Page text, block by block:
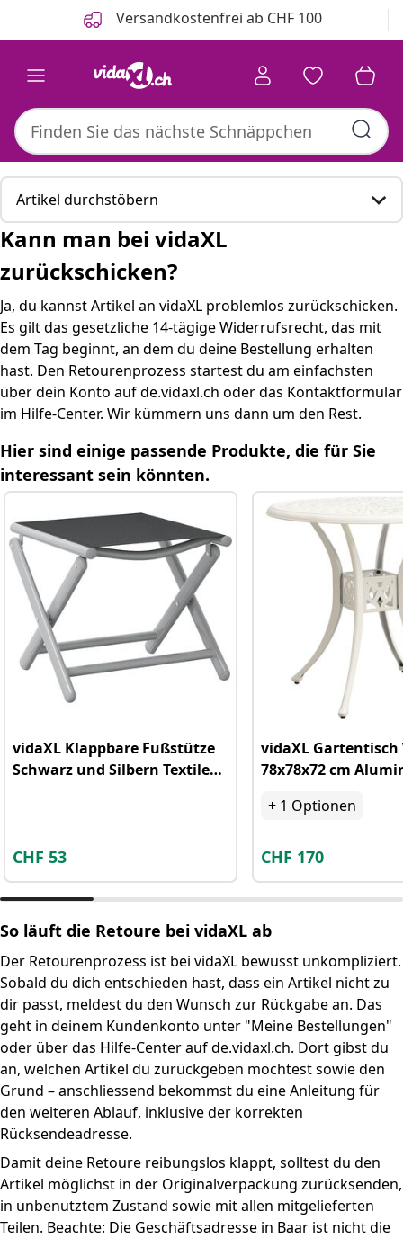
Versandkostenfrei ab CHF 100
Artikel durchstöbern
Kann man bei vidaXL zurückschicken?
Hier sind einige passende Produkte, die für Sie
interessant sein könnten.
So läuft die Retoure bei vidaXL ab
Weitere hilfreiche Fragen
Relevante Kategorielinks
Kann man bei vidaXL
zurückschicken?
Ja, du kannst Artikel an vidaXL problemlos zurückschicken.
Es gilt das gesetzliche 14-tägige Widerrufsrecht, das mit
dem Tag beginnt, an dem du deine Bestellung erhalten
hast. Den Retourenprozess startest du am einfachsten
über dein Konto auf de.vidaxl.ch oder das Kontaktformular
im Hilfe-Center. Wir kümmern uns dann um den Rest.
Hier sind einige passende Produkte, die für Sie
interessant sein könnten.
vidaXL Klappbare Fußstütze
Schwarz und Silbern Textilene
CHF 53
vidaXL Gartentisch
78x78x72 cm
+ 1 Optionen
CHF 170
So läuft die Retoure bei vidaXL ab
Der Retourenprozess ist bei vidaXL bewusst unkompliziert.
Sobald du dich entschieden hast, dass ein Artikel nicht zu
dir passt, meldest du den Wunsch zur Rückgabe an. Das
geht in deinem Kundenkonto unter "Meine Bestellungen"
oder über das Hilfe-Center auf de.vidaxl.ch. Dort gibst du
an, welchen Artikel du zurückgeben möchtest sowie den
Grund – anschliessend bekommst du eine Anleitung für
den weiteren Ablauf, inklusive der korrekten
Rücksendeadresse.
Damit deine Retoure reibungslos klappt, solltest du den
Artikel möglichst in der Originalverpackung zurücksenden,
in unbenutztem Zustand sowie mit allen mitgelieferten
Teilen. Beachte: Die Geschäftsadresse in Baar ist nicht die